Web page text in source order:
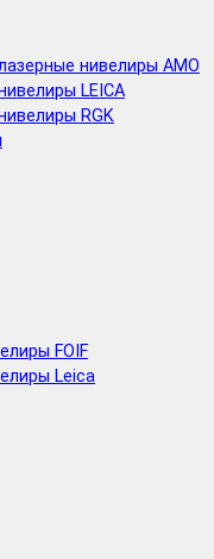
нивелиры AMO
LEICA
RGK
FOIF
Leica